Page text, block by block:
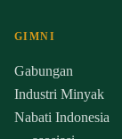
GIMNI
Gabungan
Industri Minyak
Nabati Indonesia